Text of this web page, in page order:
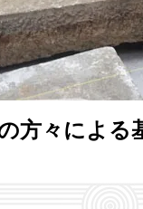
方々による